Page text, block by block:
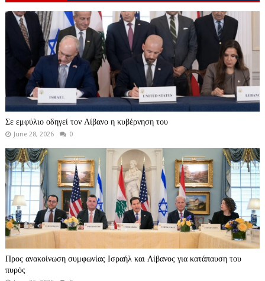
Σε εμφύλιο οδηγεί τον Λίβανο η κυβέρνηση του
June 28, 2026 0
Προς ανακοίνωση συμφωνίας Ισραήλ και Λίβανος για κατάπαυση του
πυρός